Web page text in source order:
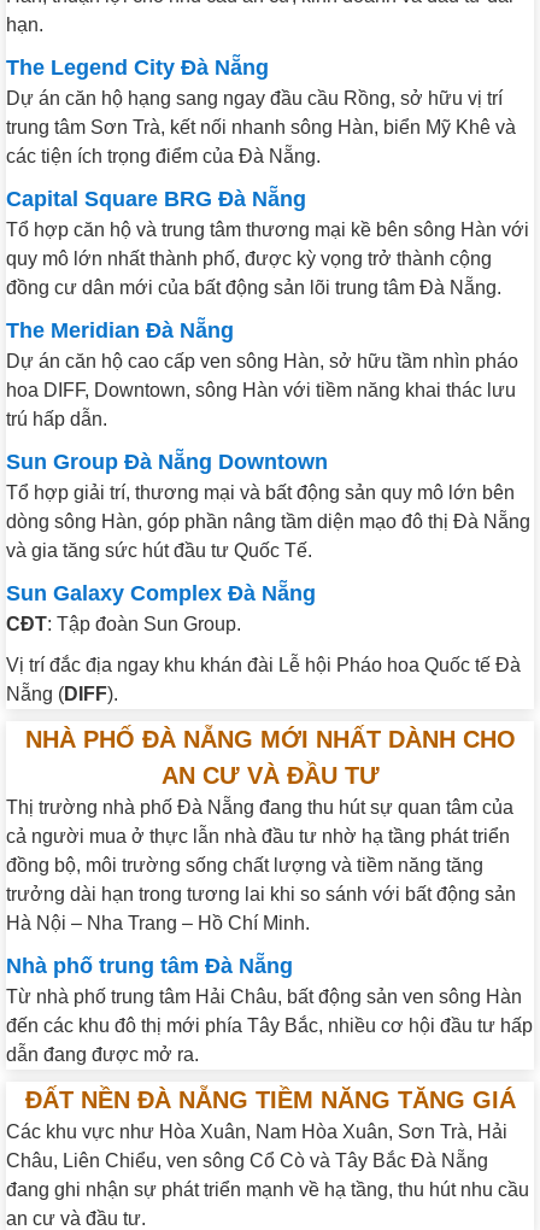
hạn.
The Legend City Đà Nẵng
Dự án căn hộ hạng sang ngay đầu cầu Rồng, sở hữu vị trí
trung tâm Sơn Trà, kết nối nhanh sông Hàn, biển Mỹ Khê và
các tiện ích trọng điểm của Đà Nẵng.
Capital Square BRG Đà Nẵng
Tổ hợp căn hộ và trung tâm thương mại kề bên sông Hàn với
quy mô lớn nhất thành phố, được kỳ vọng trở thành cộng
đồng cư dân mới của bất động sản lõi trung tâm Đà Nẵng.
The Meridian Đà Nẵng
Dự án căn hộ cao cấp ven sông Hàn, sở hữu tầm nhìn pháo
hoa DIFF, Downtown, sông Hàn với tiềm năng khai thác lưu
trú hấp dẫn.
Sun Group Đà Nẵng Downtown
Tổ hợp giải trí, thương mại và bất động sản quy mô lớn bên
dòng sông Hàn, góp phần nâng tầm diện mạo đô thị Đà Nẵng
và gia tăng sức hút đầu tư Quốc Tế.
Sun Galaxy Complex Đà Nẵng
CĐT: Tập đoàn Sun Group.
Vị trí đắc địa ngay khu khán đài Lễ hội Pháo hoa Quốc tế Đà
Nẵng (DIFF).
NHÀ PHỐ ĐÀ NẴNG MỚI NHẤT DÀNH CHO
AN CƯ VÀ ĐẦU TƯ
Thị trường nhà phố Đà Nẵng đang thu hút sự quan tâm của
cả người mua ở thực lẫn nhà đầu tư nhờ hạ tầng phát triển
đồng bộ, môi trường sống chất lượng và tiềm năng tăng
trưởng dài hạn trong tương lai khi so sánh với bất động sản
Hà Nội – Nha Trang – Hồ Chí Minh.
Nhà phố trung tâm Đà Nẵng
Từ nhà phố trung tâm Hải Châu, bất động sản ven sông Hàn
đến các khu đô thị mới phía Tây Bắc, nhiều cơ hội đầu tư hấp
dẫn đang được mở ra.
ĐẤT NỀN ĐÀ NẴNG TIỀM NĂNG TĂNG GIÁ
Các khu vực như Hòa Xuân, Nam Hòa Xuân, Sơn Trà, Hải
Châu, Liên Chiểu, ven sông Cổ Cò và Tây Bắc Đà Nẵng
đang ghi nhận sự phát triển mạnh về hạ tầng, thu hút nhu cầu
an cư và đầu tư.